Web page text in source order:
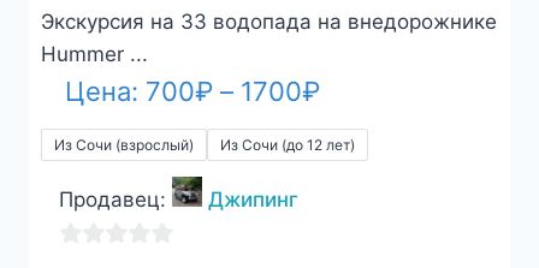
Экскурсия на 33 водопада на внедорожнике
Hummer ...
Цена: 700₽ – 1700₽Диапазон
цен:
Из Сочи (взрослый) Из Сочи (до 12 лет)
Продавец: Джипинг